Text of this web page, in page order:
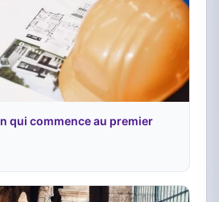
qui commence au premier